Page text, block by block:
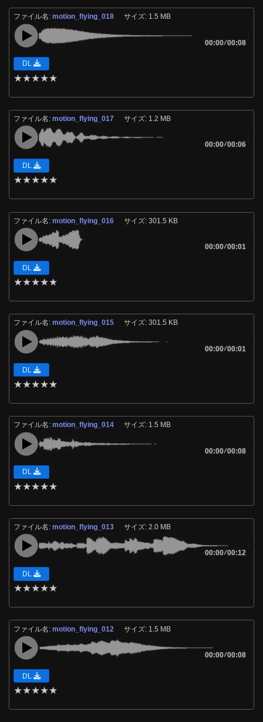
ファイル名:motion_flying_018 サイズ: 1.5 MB
00:00/00:08
DL
★★★★★
ファイル名:motion_flying_017 サイズ: 1.2 MB
00:00/00:06
DL
★★★★★
ファイル名:motion_flying_016 サイズ: 301.5 KB
00:00/00:01
DL
★★★★★
ファイル名:motion_flying_015 サイズ: 301.5 KB
00:00/00:01
DL
★★★★★
ファイル名:motion_flying_014 サイズ: 1.5 MB
00:00/00:08
DL
★★★★★
ファイル名:motion_flying_013 サイズ: 2.0 MB
00:00/00:12
DL
★★★★★
ファイル名:motion_flying_012 サイズ: 1.5 MB
00:00/00:08
DL
★★★★★